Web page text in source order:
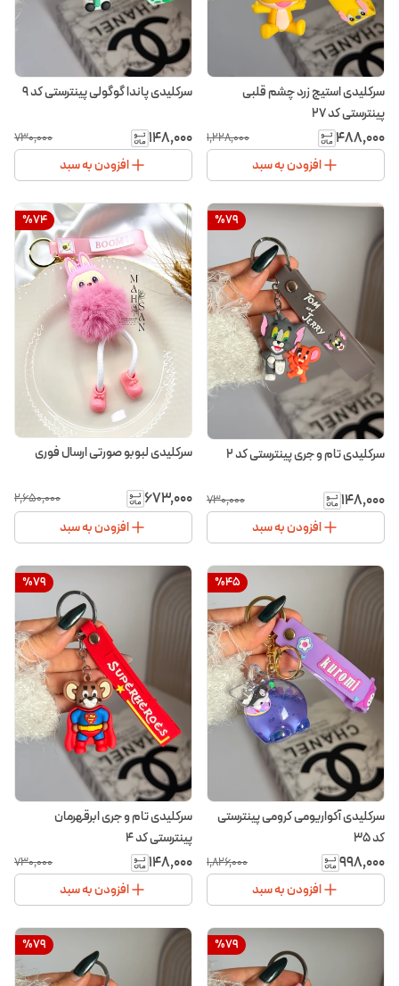
سرکلیدی استیج زرد چشم قلبی
پینترستی کد ۲۷
۴۸۸٬۰۰۰ ۱٬۲۲۸٬۰۰۰
افزودن به سبد
سرکلیدی پاندا گوگولی پینترستی کد ۹
۱۴۸٬۰۰۰ ۷۳۰٬۰۰۰
افزودن به سبد
%79
سرکلیدی تام و جری پینترستی کد ۲
۱۴۸٬۰۰۰ ۷۳۰٬۰۰۰
افزودن به سبد
%74
سرکلیدی لبوبو صورتی ارسال فوری
۶۷۳٬۰۰۰ ۲٬۶۵۰٬۰۰۰
افزودن به سبد
%45
سرکلیدی آکواریومی کرومی پینترستی
کد ۳۵
۹۹۸٬۰۰۰ ۱٬۸۲۶٬۰۰۰
افزودن به سبد
%79
سرکلیدی تام و جری ابرقهرمان
پینترستی کد ۴
۱۴۸٬۰۰۰ ۷۳۰٬۰۰۰
افزودن به سبد
%79
%79